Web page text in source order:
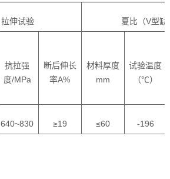
拉伸试验 夏比（V型
抗拉强
度/MPa
断后伸长
率A%
材料厚度
mm
试验温度
（℃）
640~830 ≥19 ≤60 -196